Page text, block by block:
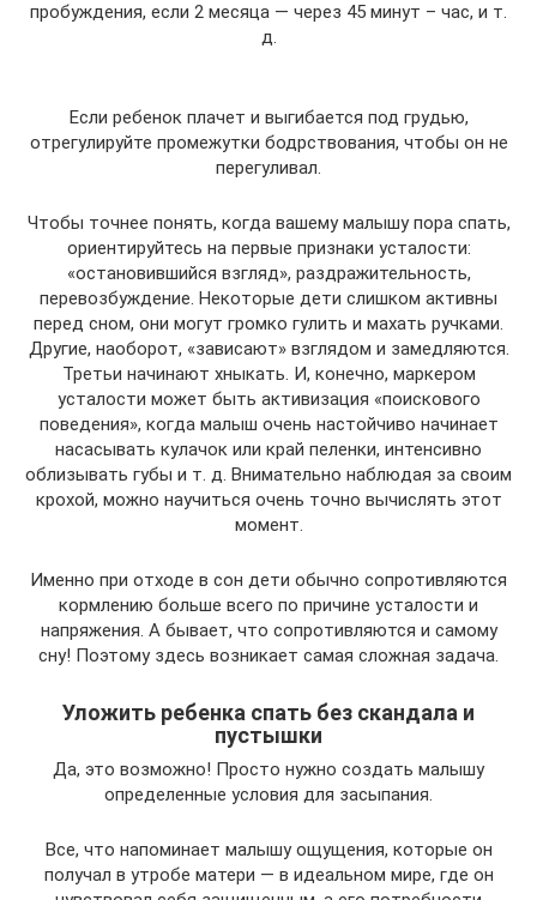
пробуждения, если 2 месяца — через 45 минут – час, и т.
д.
Если ребенок плачет и выгибается под грудью,
отрегулируйте промежутки бодрствования, чтобы он не
перегуливал.
Чтобы точнее понять, когда вашему малышу пора спать,
ориентируйтесь на первые признаки усталости:
«остановившийся взгляд», раздражительность,
перевозбуждение. Некоторые дети слишком активны
перед сном, они могут громко гулить и махать ручками.
Другие, наоборот, «зависают» взглядом и замедляются.
Третьи начинают хныкать. И, конечно, маркером
усталости может быть активизация «поискового
поведения», когда малыш очень настойчиво начинает
насасывать кулачок или край пеленки, интенсивно
облизывать губы и т. д. Внимательно наблюдая за своим
крохой, можно научиться очень точно вычислять этот
момент.
Именно при отходе в сон дети обычно сопротивляются
кормлению больше всего по причине усталости и
напряжения. А бывает, что сопротивляются и самому
сну! Поэтому здесь возникает самая сложная задача.
Уложить ребенка спать без скандала и
пустышки
Да, это возможно! Просто нужно создать малышу
определенные условия для засыпания.
Все, что напоминает малышу ощущения, которые он
получал в утробе матери — в идеальном мире, где он